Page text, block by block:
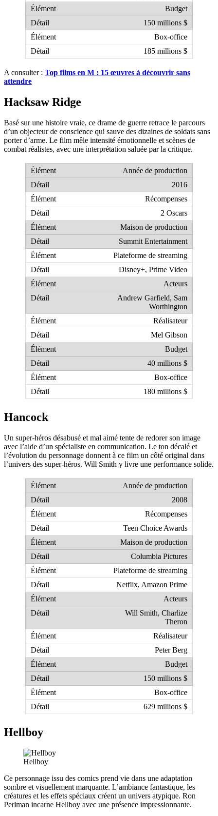
Budget
150 millions $
Box-office
185 millions $
A consulter : Top films en M : 15 œuvres à découvrir sans
attendre
Hacksaw Ridge
Basé sur une histoire vraie, ce drame de guerre retrace le parcours
d’un objecteur de conscience qui sauve des dizaines de soldats sans
porter d’arme. Le film mêle intensité émotionnelle et scènes de
combat réalistes, avec une interprétation saluée par la critique.
Année de production
2016
Récompenses
2 Oscars
Maison de production
Summit Entertainment
Plateforme de streaming
Disney+, Prime Video
Acteurs
Andrew Garfield, Sam
Worthington
Réalisateur
Mel Gibson
Budget
40 millions $
Box-office
180 millions $
Hancock
Un super-héros désabusé et mal aimé tente de redorer son image
avec l’aide d’un spécialiste en communication. Le ton décalé et
l’évolution du personnage donnent à ce film un côté original dans
l’univers des super-héros. Will Smith y livre une performance solide.
Année de production
2008
Récompenses
Teen Choice Awards
Maison de production
Columbia Pictures
Plateforme de streaming
Netflix, Amazon Prime
Acteurs
Will Smith, Charlize
Theron
Réalisateur
Peter Berg
Budget
150 millions $
Box-office
629 millions $
Hellboy
Hellboy
Ce personnage issu des comics prend vie dans une adaptation
sombre et visuellement marquante. L’ambiance fantastique, les
créatures et les effets spéciaux créent un univers atypique. Ron
Perlman incarne Hellboy avec une présence impressionnante.